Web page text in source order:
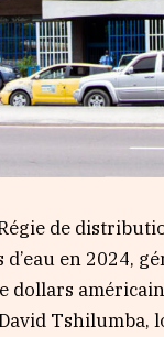
de
en 2024,
Tshilumba,